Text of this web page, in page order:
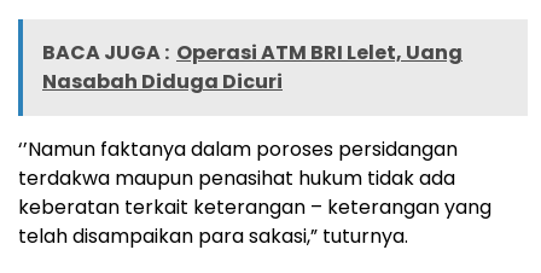
BACA JUGA : Operasi ATM BRI Lelet, Uang
Nasabah Diduga Dicuri
‘’Namun faktanya dalam poroses persidangan
terdakwa maupun penasihat hukum tidak ada
keberatan terkait keterangan – keterangan yang
telah disampaikan para sakasi,” tuturnya.